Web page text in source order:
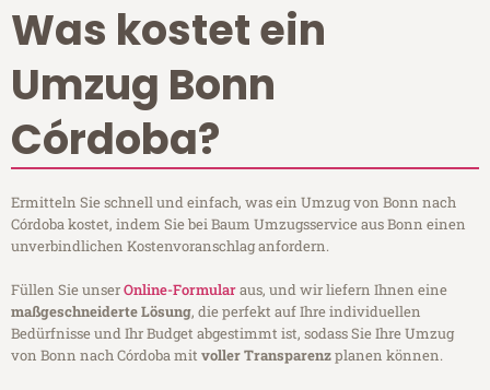
Was kostet ein
Umzug Bonn
Córdoba?
Ermitteln Sie schnell und einfach, was ein Umzug von Bonn nach
Córdoba kostet, indem Sie bei Baum Umzugsservice aus Bonn einen
unverbindlichen Kostenvoranschlag anfordern.
Füllen Sie unserOnline-Formularaus, und wir liefern Ihnen eine
maßgeschneiderte Lösung, die perfekt auf Ihre individuellen
Bedürfnisse und Ihr Budget abgestimmt ist, sodass Sie Ihre Umzug
von Bonn nach Córdoba mitvoller Transparenzplanen können.